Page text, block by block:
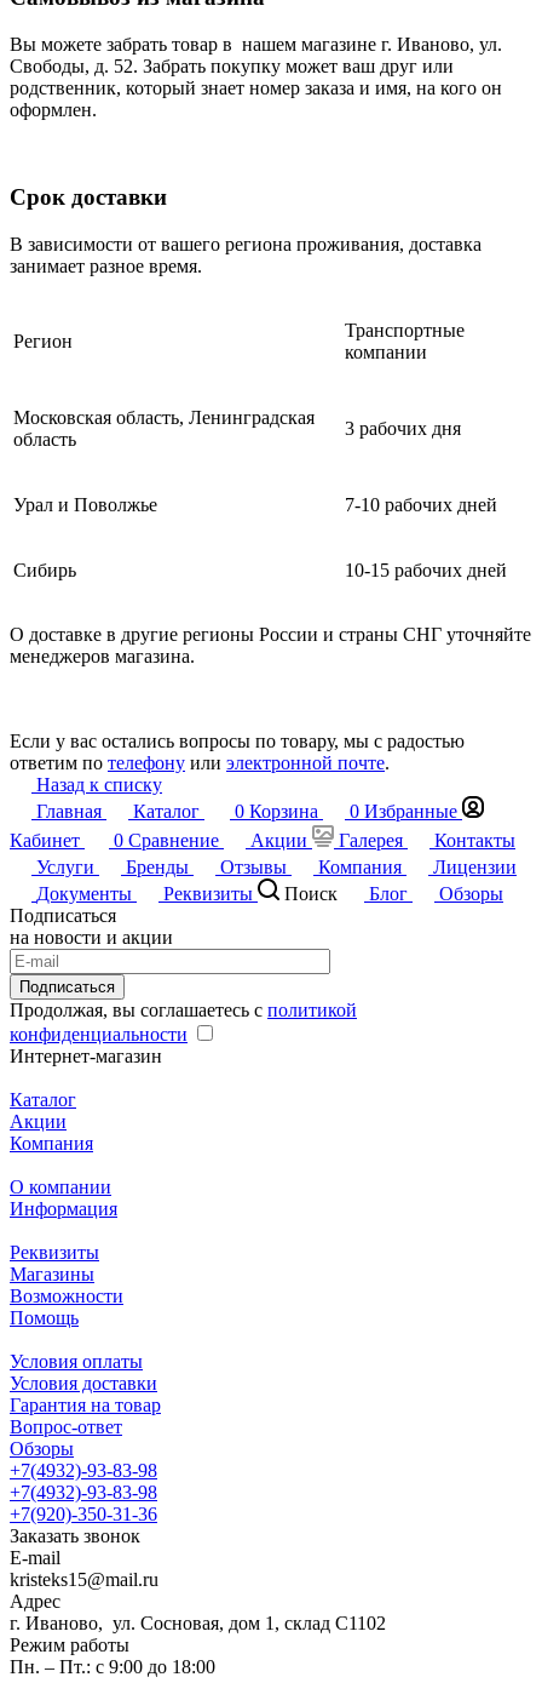
Вы можете забрать товар в нашем магазине г. Иваново, ул.
Свободы, д. 52. Забрать покупку может ваш друг или
родственник, который знает номер заказа и имя, на кого он
оформлен.
Срок доставки
В зависимости от вашего региона проживания, доставка
занимает разное время.
Регион
Транспортные
компании
Московская область, Ленинградская
область
3 рабочих дня
Урал и Поволжье 7-10 рабочих дней
Сибирь 10-15 рабочих дней
О доставке в другие регионы России и страны СНГ уточняйте
менеджеров магазина.
Если у вас остались вопросы по товару, мы с радостью
ответим по телефону или электронной почте.
Назад к списку
Главная
Каталог 0 Корзина 0 Избранные
Кабинет
0 Сравнение Акции Галерея
Контакты
Услуги
Бренды Отзывы Компания
Лицензии
Документы
Реквизиты Поиск Блог
Обзоры
Подписаться
на новости и акции
Подписаться
Продолжая, вы соглашаетесь с политикой
конфиденциальности
Интернет-магазин
Каталог
Акции
Компания
О компании
Информация
Реквизиты
Магазины
Возможности
Помощь
Условия оплаты
Условия доставки
Гарантия на товар
Вопрос-ответ
Обзоры
+7(4932)-93-83-98
+7(4932)-93-83-98
+7(920)-350-31-36
Заказать звонок
E-mail
kristeks15@mail.ru
Адрес
г. Иваново, ул. Сосновая, дом 1, склад С1102
Режим работы
Пн. – Пт.: с 9:00 до 18:00